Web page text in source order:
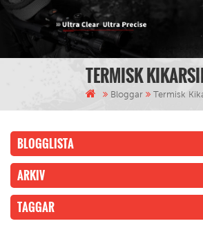
TERMISK
Bloggar Termisk
BLOGGLISTA
ARKIV
TAGGAR